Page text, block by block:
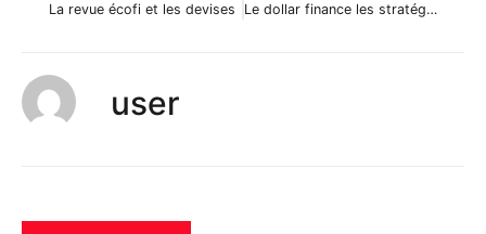
La revue écofi et les devises Le dollar finance les stratégies de carry trade
user